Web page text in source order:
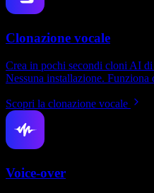
Clonazione vocale
Crea in pochi secondi cloni AI
Nessuna installazione. Funziona
Scopri la clonazione vocale
Voice-over